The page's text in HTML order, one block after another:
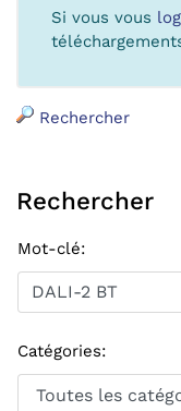
Si vous vous
Rechercher
Rechercher
Mot-clé:
Catégories: